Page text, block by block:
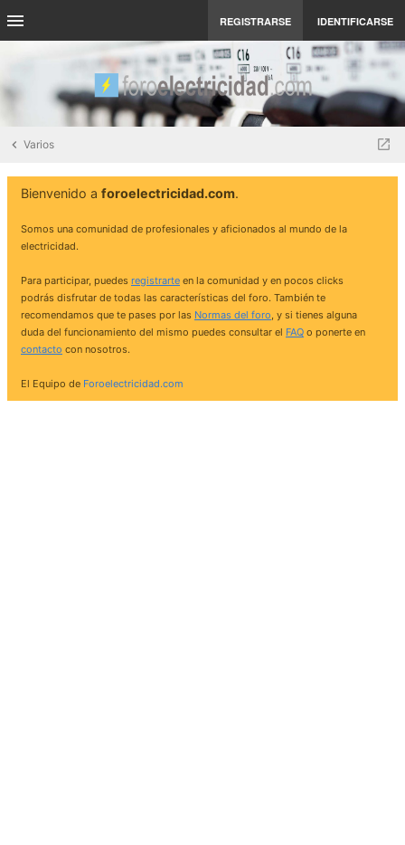
REGISTRARSE IDENTIFICARSE
Varios
Bienvenido a foroelectricidad.com.
Somos una comunidad de profesionales y aficionados al mundo de la
electricidad.
Para participar, puedes registrarte en la comunidad y en pocos clicks
podrás disfrutar de todas las características del foro. También te
recomendamos que te pases por las Normas del foro, y si tienes alguna
duda del funcionamiento del mismo puedes consultar el FAQ o ponerte en
contacto con nosotros.
El Equipo de Foroelectricidad.com